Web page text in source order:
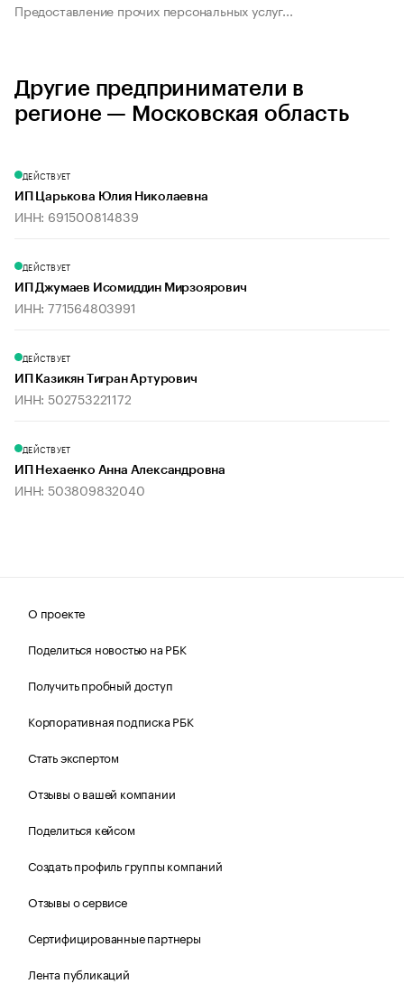
Предоставление прочих персональных услуг...
Другие предприниматели в
регионе — Московская область
ДЕЙСТВУЕТ
ИП Царькова Юлия Николаевна
ИНН: 691500814839
ДЕЙСТВУЕТ
ИП Джумаев Исомиддин Мирзоярович
ИНН: 771564803991
ДЕЙСТВУЕТ
ИП Казикян Тигран Артурович
ИНН: 502753221172
ДЕЙСТВУЕТ
ИП Нехаенко Анна Александровна
ИНН: 503809832040
О проекте
Поделиться новостью на РБК
Получить пробный доступ
Корпоративная подписка РБК
Стать экспертом
Отзывы о вашей компании
Поделиться кейсом
Создать профиль группы компаний
Отзывы о сервисе
Сертифицированные партнеры
Лента публикаций